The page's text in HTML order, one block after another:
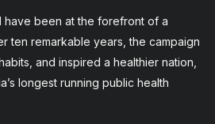
have been at the forefront of a
ten remarkable years, the campaign
and inspired a healthier nation,
longest running public health